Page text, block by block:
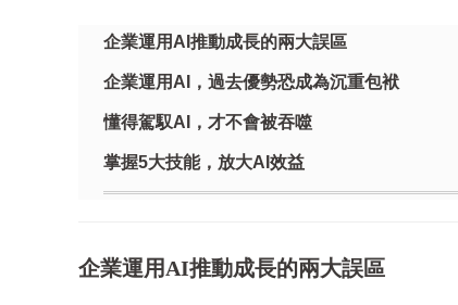
企業運用AI推動成長的兩大誤區
企業運用AI，過去優勢恐成為沉重包袱
懂得駕馭AI，才不會被吞噬
掌握5大技能，放大AI效益
企業運用AI推動成長的兩大誤區